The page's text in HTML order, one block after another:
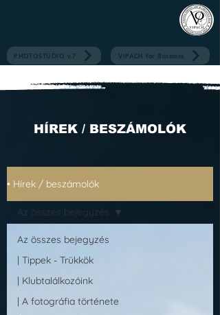
PHOTOSTUDIO v.7 VIPACH for Business
HÍREK / BESZÁMOLÓK
• Hírek / beszámolók
Az összes bejegyzés
| Tippek - Trükkök
| Klubtalálkozóink
| A fotográfia története
Az összes bejegyzés